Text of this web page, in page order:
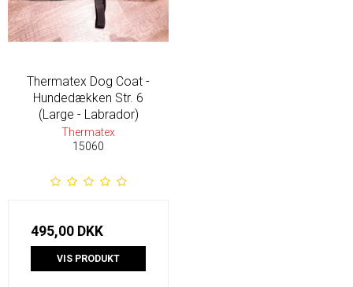
Thermatex Dog Coat -
Hundedækken Str. 6
(Large - Labrador)
Thermatex
15060
495,00 DKK
VIS PRODUKT